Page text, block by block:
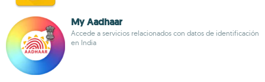
My Aadhaar
Accede a servicios relacionados con datos de identificación
en India